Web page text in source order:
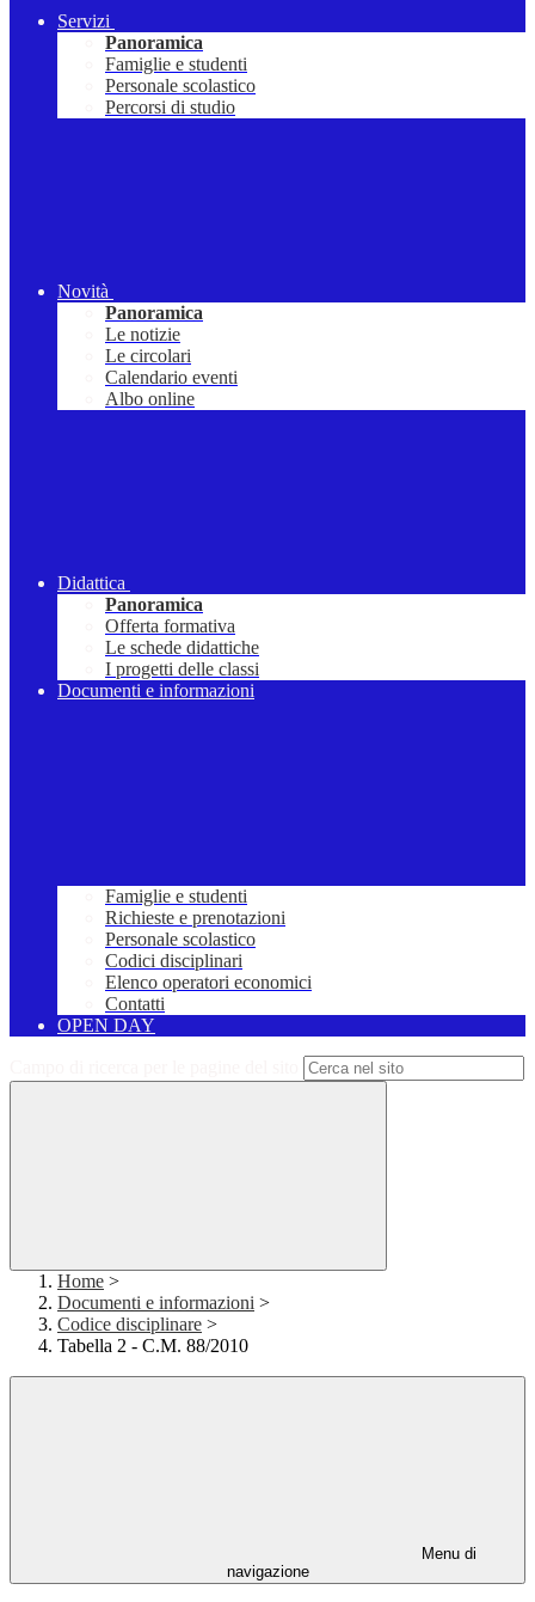
Servizi
Panoramica
Famiglie e studenti
Personale scolastico
Percorsi di studio
Novità
Panoramica
Le notizie
Le circolari
Calendario eventi
Albo online
Didattica
Panoramica
Offerta formativa
Le schede didattiche
I progetti delle classi
Documenti e informazioni
Famiglie e studenti
Richieste e prenotazioni
Personale scolastico
Codici disciplinari
Elenco operatori economici
Contatti
OPEN DAY
Home >
Documenti e informazioni >
Codice disciplinare >
Tabella 2 - C.M. 88/2010
Menu di
navigazione